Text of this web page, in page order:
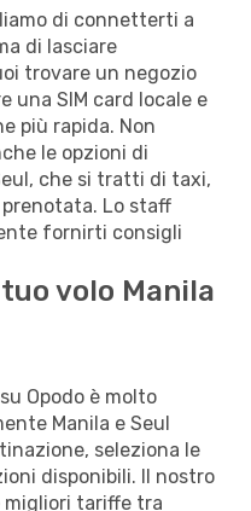
di connetterti a
di lasciare
trovare un negozio
una SIM card locale e
più rapida. Non
le opzioni di
che si tratti di taxi,
Lo staff
fornirti consigli
volo Manila
Opodo è molto
Manila e Seul
seleziona le
disponibili. Il nostro
tariffe tra